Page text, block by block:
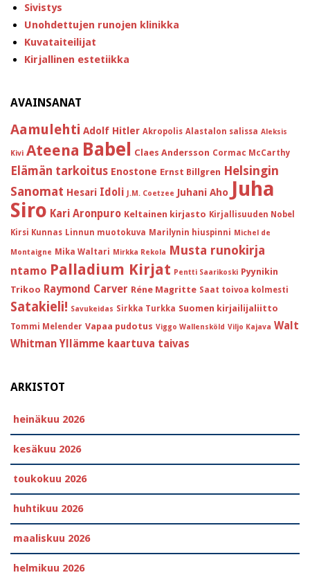
Sivistys
Unohdettujen runojen klinikka
Kuvataiteilijat
Kirjallinen estetiikka
AVAINSANAT
Aamulehti Adolf Hitler Akropolis Alastalon salissa Aleksis
Kivi Ateena Babel Claes Andersson Cormac McCarthy
Elämän tarkoitus Enostone Ernst Billgren Helsingin
Sanomat Hesari Idoli J.M. Coetzee Juhani Aho Juha
Siro Kari Aronpuro Keltainen kirjasto Kirjallisuuden Nobel
Kirsi Kunnas Linnun muotokuva Marilynin hiuspinni Michel de
Montaigne Mika Waltari Mirkka Rekola Musta runokirja
ntamo Palladium Kirjat Pentti Saarikoski Pyynikin
Trikoo Raymond Carver Réne Magritte Saat toivoa kolmesti
Satakieli! Savukeidas Sirkka Turkka Suomen kirjailijaliitto
Tommi Melender Vapaa pudotus Viggo Wallensköld Viljo Kajava Walt
Whitman Yllämme kaartuva taivas
ARKISTOT
heinäkuu 2026
kesäkuu 2026
toukokuu 2026
huhtikuu 2026
maaliskuu 2026
helmikuu 2026